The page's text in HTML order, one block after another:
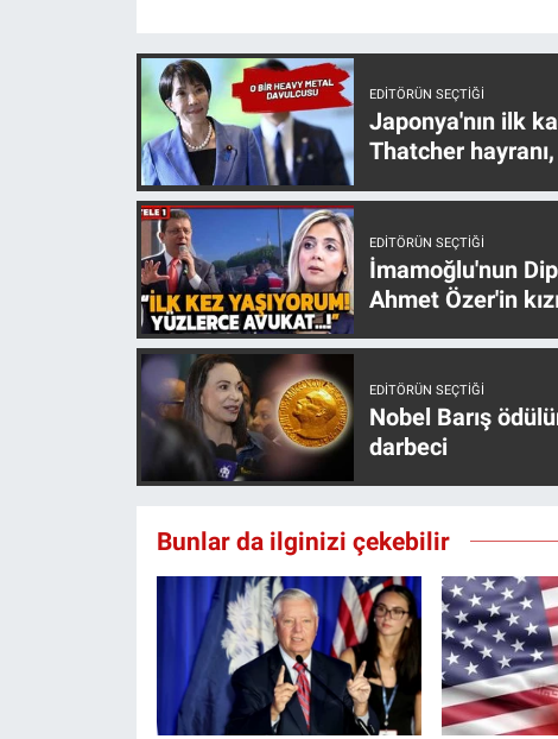
EDITÖRÜN SEÇTIĞI
Japonya'nın ilk
Thatcher
EDITÖRÜN SEÇTIĞI
İmamoğlu'nun
Ahmet Özer'in
EDITÖRÜN SEÇTIĞI
Nobel Barış
darbeci
Bunlar da ilginizi çekebilir